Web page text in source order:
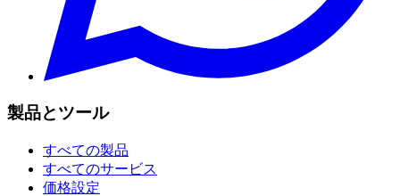
製品とツール
すべての製品
すべてのサービス
価格設定